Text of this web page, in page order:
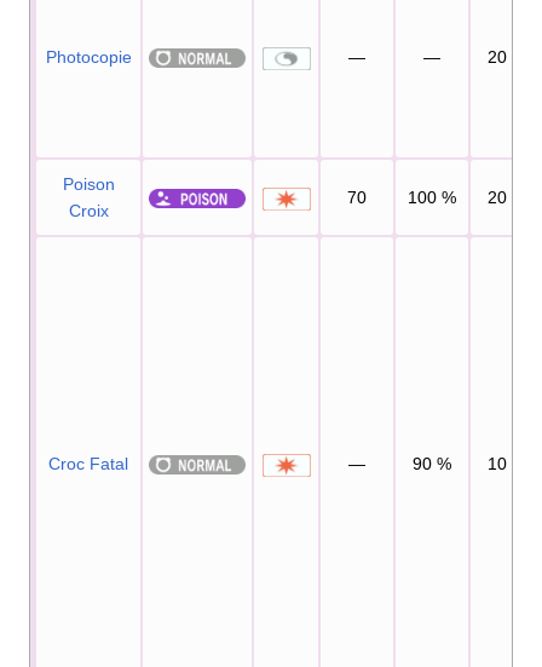
Photocopie — — 20
Poison
Croix
70 100 % 20
Croc Fatal — 90 % 10